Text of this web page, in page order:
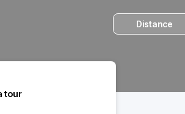
Distance
tour